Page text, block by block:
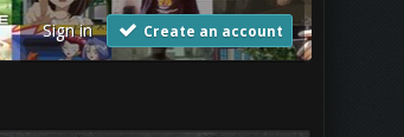
Sign in Create an account